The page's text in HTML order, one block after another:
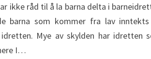
ikke råd til å la barna delta i
barna som kommer fra lav
Mye av skylden har idretten
I…